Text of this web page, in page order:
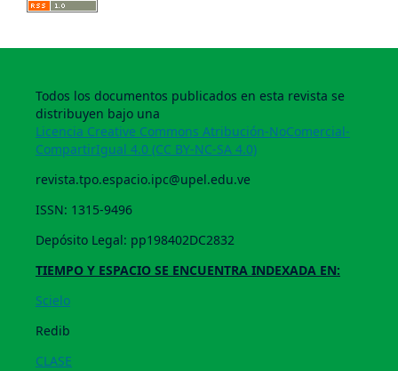
Todos los documentos publicados en esta revista se
distribuyen bajo una
Licencia Creative Commons Atribución-NoComercial-
CompartirIgual 4.0 (CC BY-NC-SA 4.0)
revista.tpo.espacio.ipc@upel.edu.ve
ISSN: 1315-9496
Depósito Legal: pp198402DC2832
TIEMPO Y ESPACIO SE ENCUENTRA INDEXADA EN:
Scielo
Redib
CLASE